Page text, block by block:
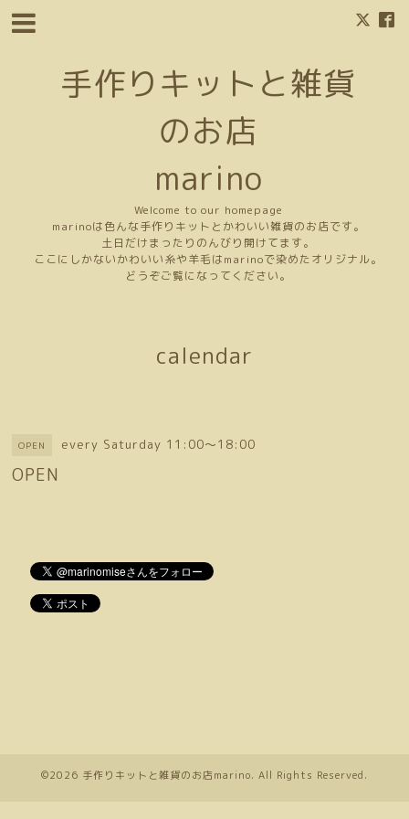
手作りキットと雑貨
のお店
marino
Welcome to our homepage
marinoは色んな手作りキットとかわいい雑貨のお店です。
土日だけまったりのんびり開けてます。
ここにしかないかわいい糸や羊毛はmarinoで染めたオリジナル。
どうぞご覧になってください。
calendar
OPEN every Saturday 11:00～18:00
OPEN
©2026 手作りキットと雑貨のお店marino. All Rights Reserved.